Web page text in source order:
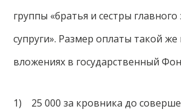
группы «братья и сестры главного
супруги». Размер оплаты такой же
вложениях в государственный
1) 25 000 за кровника до